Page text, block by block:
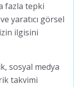
fazla tepki
yaratıcı görsel
ilgisini
sosyal medya
takvimi